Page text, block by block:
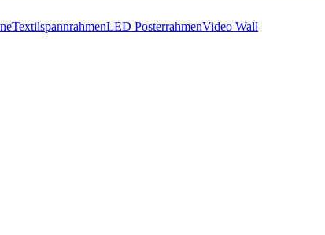
TextilspannrahmenLED PosterrahmenVideo Wall